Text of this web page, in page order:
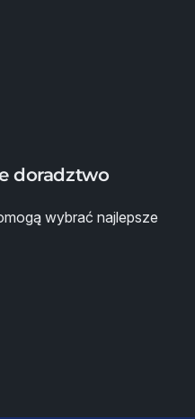
doradztwo
wybrać najlepsze